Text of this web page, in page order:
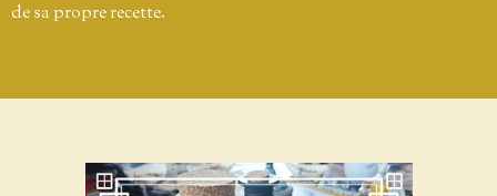
de sa propre recette.